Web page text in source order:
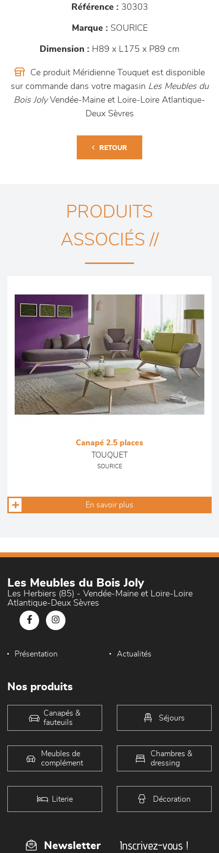
Référence : 30303
Marque : SOURICE
Dimension : H89 x L175 x P89 cm
Ce produit Méridienne Touquet est disponible
sur commande dans votre magasin Les Meubles du
Bois JolyVendée-Maine et Loire-Loire Atlantique-
Deux Sèvres
RETOUR
PRODUITS
ASSOCIÉS //
Canapé 2.5 places
TOUQUET
SOURICE
En savoir plus
Les Meubles du Bois Joly
Les Herbiers (85) - Vendée-Maine et Loire-Loire
Atlantique-Deux Sèvres
Présentation Actualités
Nos produits
Canapés &
fauteuils
Séjours
Meubles de
complément
Chambres &
dressing
Literie Décoration
Newsletter Inscrivez-vous !